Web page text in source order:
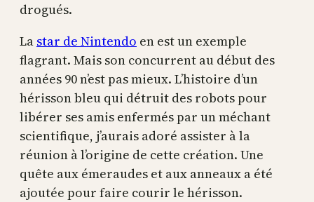
drogués.
La star de Nintendo en est un exemple
flagrant. Mais son concurrent au début des
années 90 n’est pas mieux. L’histoire d’un
hérisson bleu qui détruit des robots pour
libérer ses amis enfermés par un méchant
scientifique, j’aurais adoré assister à la
réunion à l’origine de cette création. Une
quête aux émeraudes et aux anneaux a été
ajoutée pour faire courir le hérisson.